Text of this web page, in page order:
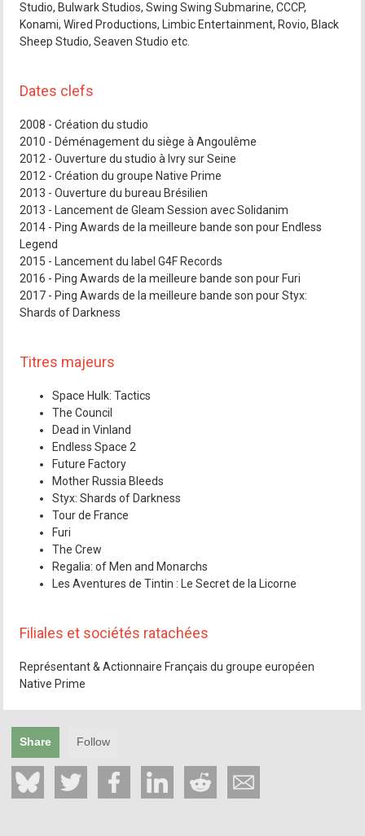
Studio, Bulwark Studios, Swing Swing Submarine, CCCP,
Konami, Wired Productions, Limbic Entertainment, Rovio, Black
Sheep Studio, Seaven Studio etc.
Dates clefs
2008 - Création du studio
2010 - Déménagement du siège à Angoulême
2012 - Ouverture du studio à Ivry sur Seine
2012 - Création du groupe Native Prime
2013 - Ouverture du bureau Brésilien
2013 - Lancement de Gleam Session avec Solidanim
2014 - Ping Awards de la meilleure bande son pour Endless
Legend
2015 - Lancement du label G4F Records
2016 - Ping Awards de la meilleure bande son pour Furi
2017 - Ping Awards de la meilleure bande son pour Styx:
Shards of Darkness
Titres majeurs
Space Hulk: Tactics
The Council
Dead in Vinland
Endless Space 2
Future Factory
Mother Russia Bleeds
Styx: Shards of Darkness
Tour de France
Furi
The Crew
Regalia: of Men and Monarchs
Les Aventures de Tintin : Le Secret de la Licorne
Filiales et sociétés ratachées
Représentant & Actionnaire Français du groupe européen
Native Prime
Share Follow